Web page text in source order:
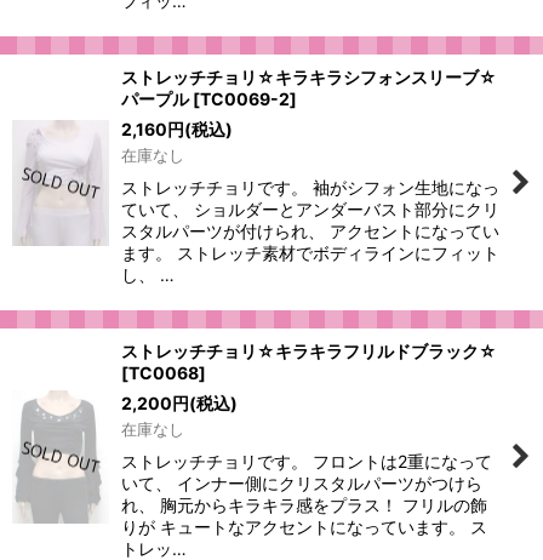
ストレッチチョリ☆キラキラシフォンスリーブ☆
パープル [TC0069-2]
2,160円(税込)
在庫なし
ストレッチチョリです。 袖がシフォン生地になっ
ていて、 ショルダーとアンダーバスト部分にクリ
スタルパーツが付けられ、 アクセントになってい
ます。 ストレッチ素材でボディラインにフィット
し、 …
ストレッチチョリ☆キラキラフリルドブラック☆
[TC0068]
2,200円(税込)
在庫なし
ストレッチチョリです。 フロントは2重になって
いて、 インナー側にクリスタルパーツがつけら
れ、 胸元からキラキラ感をプラス！ フリルの飾
りが キュートなアクセントになっています。 ス
トレッ…